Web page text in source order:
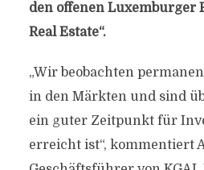
den offenen Luxemburger
Real Estate“.
„Wir beobachten
in den Märkten und sind
ein guter Zeitpunkt für
erreicht ist“, kommentiert